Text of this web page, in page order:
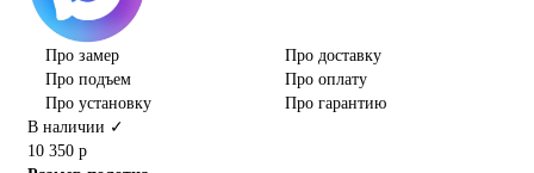
Про замер
Про доставку
Про подъем
Про оплату
Про установку
Про гарантию
В наличии ✓
10 350 р